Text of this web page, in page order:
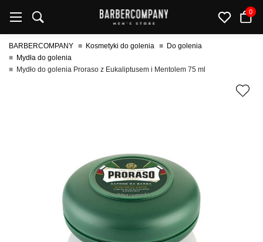
0
BARBERCOMPANY Kosmetyki do golenia
Do golenia
Mydła do golenia
Mydło do golenia Proraso z Eukaliptusem i Mentolem 75 ml